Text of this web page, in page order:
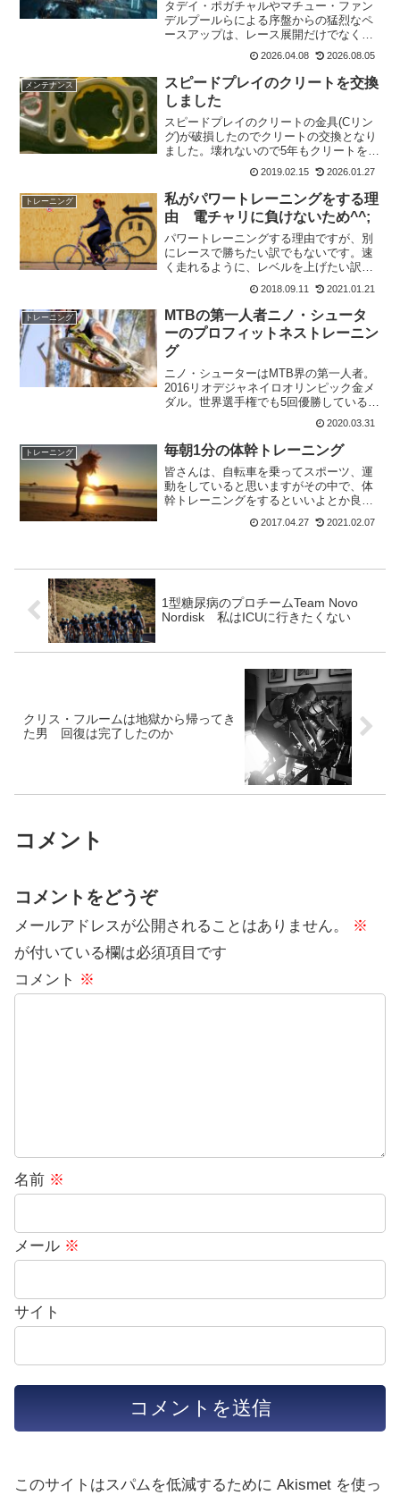
タデイ・ポガチャルやマチュー・ファン
デルプールらによる序盤からの猛烈なペ
ースアップは、レース展開だけでなく選
手の栄養補給戦略にも完全なパラダイム
シフトをもたらしている。過酷な石畳ク
ラシックを生き抜くためにプロトンが取
り入れている最新の高炭水...
2026.04.08 2026.08.05
メンテナンス
スピードプレイのクリートを交換
しました
スピードプレイのクリートの金具(Cリン
グ)が破損したのでクリートの交換となり
ました。壊れないので5年もクリートを使
用していたことになります。破損した記
事はこちらです。そういえば、少し前か
ら音がしたり金具(Cリング)の位置がずれ
たりしてたんで...
2019.02.15 2026.01.27
トレーニング
私がパワートレーニングをする理
由 電チャリに負けないため^^;
パワートレーニングする理由ですが、別
にレースで勝ちたい訳でもないです。速
く走れるように、レベルを上げたい訳で
もない。では、なにかというと住んでい
る場所が関係してきます。登りが長い自
分の住んでいる場所は山の中腹にあり登
りの距離は約2キロ。写真...
2018.09.11 2021.01.21
トレーニング
MTBの第一人者ニノ・シュータ
ーのプロフィットネストレーニン
グ
ニノ・シューターはMTB界の第一人者。
2016リオデジャネイロオリンピック金メ
ダル。世界選手権でも5回優勝しているス
ーパースターだ。東京オリンピックで
は、マチュー・ファンデルプールとの対
決が楽しみだったのに見れないのは残
念。マチュー・ファン...
2020.03.31
トレーニング 毎朝1分の体幹トレーニング
皆さんは、自転車を乗ってスポーツ、運
動をしていると思いますがその中で、体
幹トレーニングをするといいよとか良く
情報として聞いていると思います。それ
とか、ウエートトレーニングをしたほう
2017.04.27 2021.02.07
1型糖尿病のプロチームTeam Novo
Nordisk 私はICUに行きたくない
クリス・フルームは地獄から帰ってき
た男 回復は完了したのか
コメント
コメントをどうぞ
メールアドレスが公開されることはありません。
※
が付いている欄は必須項目です
コメント ※
名前 ※
メール ※
サイト
このサイトはスパムを低減するために Akismet を使っ